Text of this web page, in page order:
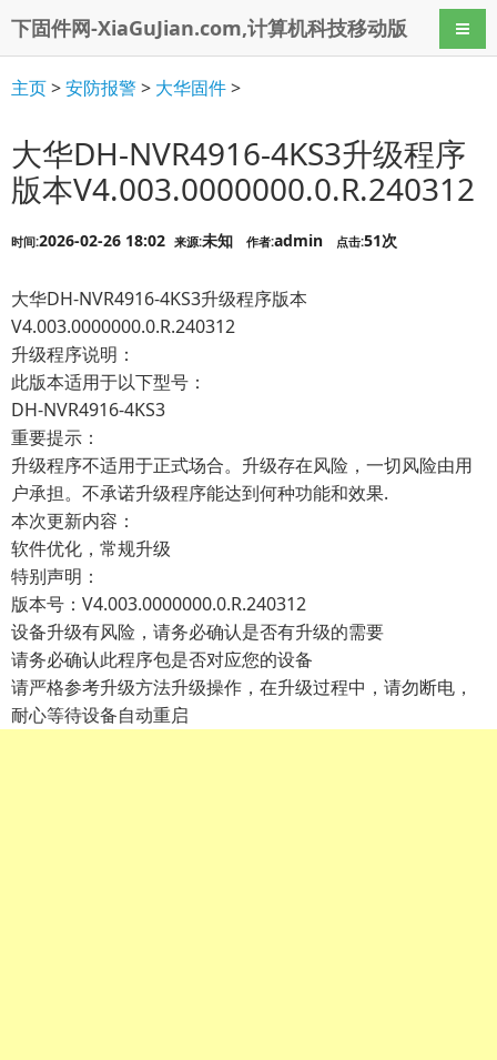
下固件网-XiaGuJian.com,计算机科技移动版 导航
主页>安防报警> 大华固件>
大华DH-NVR4916-4KS3升级程序
版本V4.003.0000000.0.R.240312
时间:2026-02-26 18:02 来源:未知 作者:admin 点击:51次
大华DH-NVR4916-4KS3升级程序版本
V4.003.0000000.0.R.240312
升级程序说明：
此版本适用于以下型号：
DH-NVR4916-4KS3
重要提示：
升级程序不适用于正式场合。升级存在风险，一切风险由用
户承担。不承诺升级程序能达到何种功能和效果.
本次更新内容：
软件优化，常规升级
特别声明：
版本号：V4.003.0000000.0.R.240312
设备升级有风险，请务必确认是否有升级的需要
请务必确认此程序包是否对应您的设备
请严格参考升级方法升级操作，在升级过程中，请勿断电，
耐心等待设备自动重启